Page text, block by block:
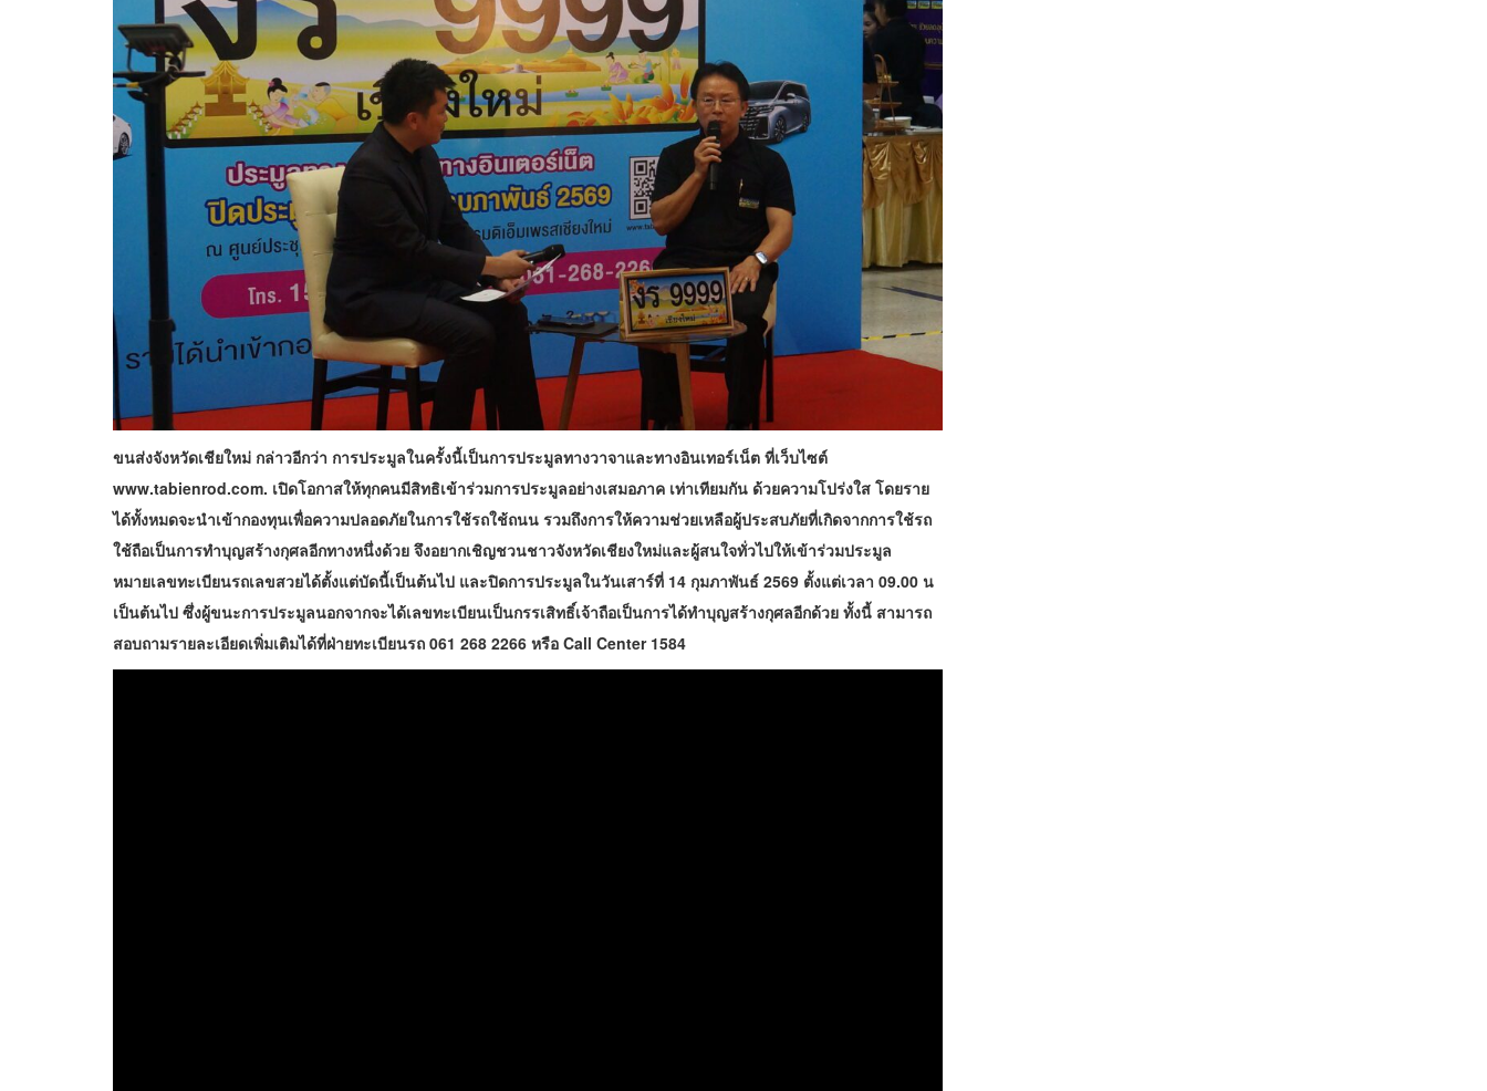
ขนส่งจังหวัดเชียใหม่ กล่าวอีกว่า การประมูลในครั้งนี้เป็นการประมูลทางวาจาและทางอินเทอร์เน็ต ที่เว็บไซต์
www.tabienrod.com. เปิดโอกาสให้ทุกคนมีสิทธิเข้าร่วมการประมูลอย่างเสมอภาค เท่าเทียมกัน ด้วยความโปร่งใส โดยราย
ได้ทั้งหมดจะนำเข้ากองทุนเพื่อความปลอดภัยในการใช้รถใช้ถนน รวมถึงการให้ความช่วยเหลือผู้ประสบภัยที่เกิดจากการใช้รถ
ใช้ถือเป็นการทำบุญสร้างกุศลอีกทางหนึ่งด้วย จึงอยากเชิญชวนชาวจังหวัดเชียงใหม่และผู้สนใจทั่วไปให้เข้าร่วมประมูล
หมายเลขทะเบียนรถเลขสวยได้ตั้งแต่บัดนี้เป็นต้นไป และปิดการประมูลในวันเสาร์ที่ 14 กุมภาพันธ์ 2569 ตั้งแต่เวลา 09.00 น
เป็นต้นไป ซึ่งผู้ขนะการประมูลนอกจากจะได้เลขทะเบียนเป็นกรรเสิทธิ์เจ้าถือเป็นการได้ทำบุญสร้างกุศลอีกด้วย ทั้งนี้ สามารถ
สอบถามรายละเอียดเพิ่มเติมได้ที่ฝ่ายทะเบียนรถ 061 268 2266 หรือ Call Center 1584